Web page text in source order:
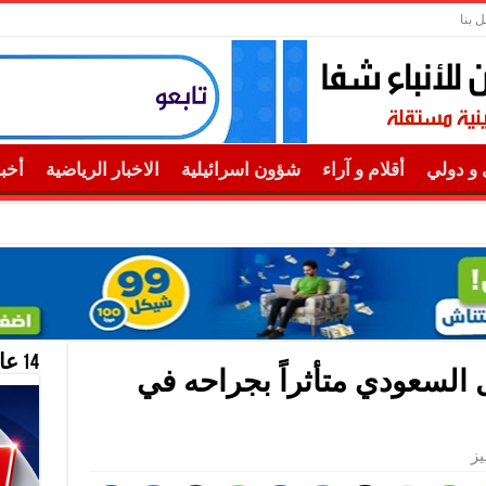
بنا
و دولي أقلام و آراء شؤون اسرائيلية الاخبار الرياضية
السعودي متأثراً بجراحه في
14 عام منحازون للحقيقة …